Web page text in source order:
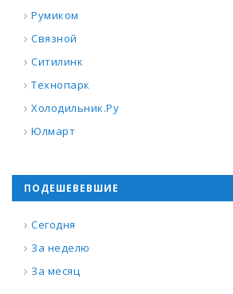
Румиком
Связной
Ситилинк
Технопарк
Холодильник.Ру
Юлмарт
ПОДЕШЕВЕВШИЕ
Сегодня
За неделю
За месяц